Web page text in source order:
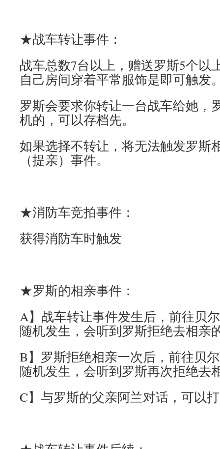
★战车转让事件：
战车总数7台以上，赠送罗斯5个以
自己房间穿着平常服饰是即可触发
罗斯会要求你转让一台战车给她，
机的，可以存档先。
如果选择不转让，将无法触发罗斯
（提亲）事件。
★消防车竞拍事件：
获得消防车时触发
★罗斯的相亲事件：
A】战车转让事件发生后，前往贝
随机发生，会听到罗斯拒绝去相亲
B】罗斯拒绝相亲一次后，前往贝
随机发生，会听到罗斯再次拒绝去
C】与罗斯的父亲阿兰对话，可以